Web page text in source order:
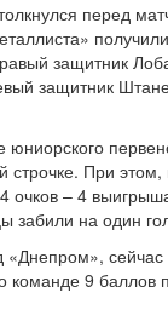
перед
защитник
защитник
При этом,
очков – 4
забили на один
«Днепром»,
команде 9